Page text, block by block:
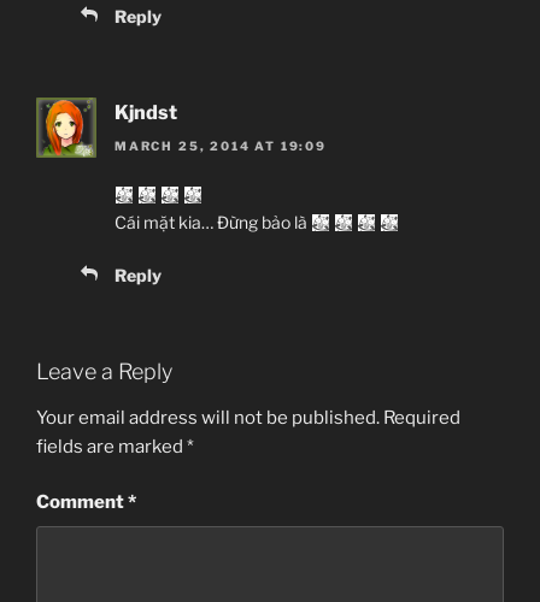
Reply
Kjndst
MARCH 25, 2014 AT 19:09
Cái mặt kia… Đừng bảo là
Reply
Leave a Reply
Your email address will not be published. Required
fields are marked *
Comment*